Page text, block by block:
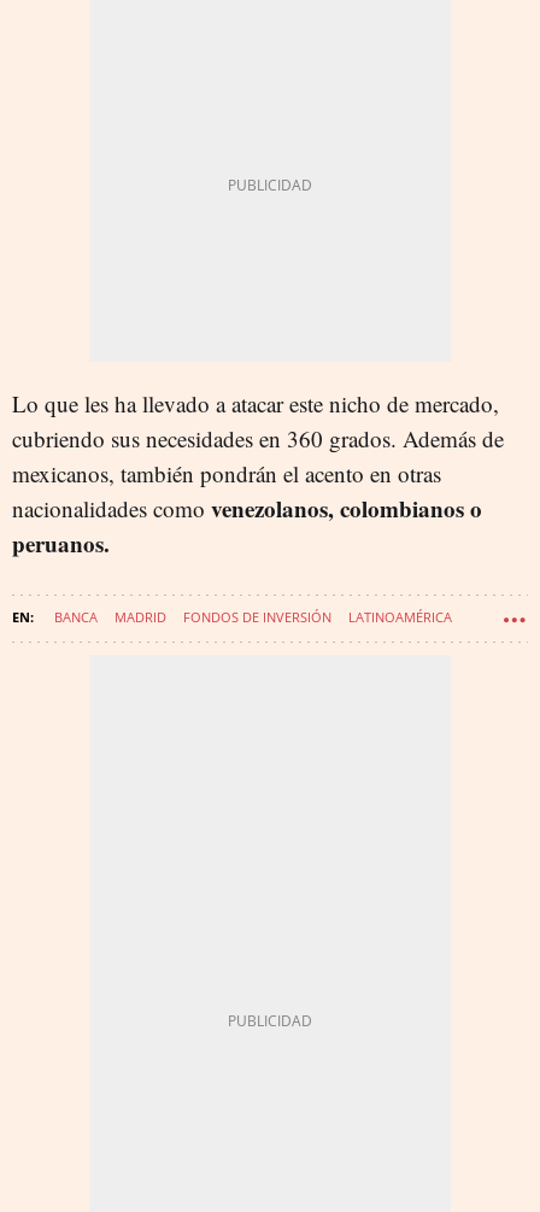
Lo que les ha llevado a atacar este nicho de mercado,
cubriendo sus necesidades en 360 grados. Además de
mexicanos, también pondrán el acento en otras
nacionalidades como venezolanos, colombianos o
peruanos.
BANCA MADRID FONDOS DE INVERSIÓN LATINOAMÉRICA